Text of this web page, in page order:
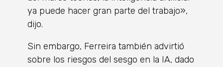
ya puede hacer gran parte del trabajo»,
dijo.
Sin embargo, Ferreira también advirtió
sobre los riesgos del sesgo en la IA, dado